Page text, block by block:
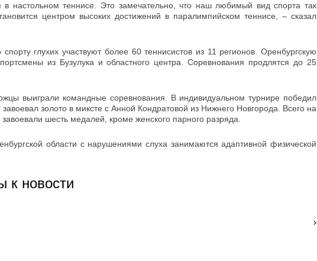
в настольном теннисе. Это замечательно, что наш любимый вид спорта так
центром высоких достижений в паралимпийском теннисе, – сказал
глухих участвуют более 60 теннисистов из 11 регионов. Оренбургскую
из Бузулука и областного центра. Соревнования продлятся до 25
выиграли командные соревнования. В индивидуальном турнире победил
золото в миксте с Анной Кондратовой из Нижнего Новгорода. Всего на
шесть медалей, кроме женского парного разряда.
области с нарушениями слуха занимаются адаптивной физической
к новости